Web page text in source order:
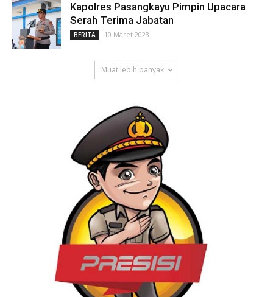
Kapolres Pasangkayu Pimpin Upacara
Serah Terima Jabatan
BERITA 10 Maret 2023
Muat lebih banyak